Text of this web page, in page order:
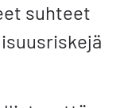
suhteet